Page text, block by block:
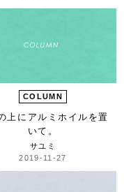
COLUMN
上にアルミホイルを置
いて。
サユミ
2019-11-27